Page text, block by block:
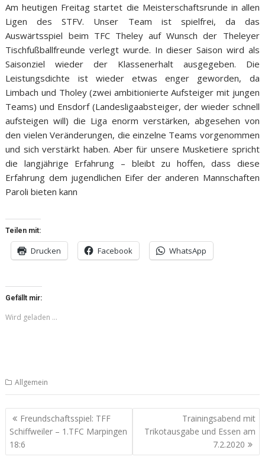
Am heutigen Freitag startet die Meisterschaftsrunde in allen
Ligen des STFV. Unser Team ist spielfrei, da das
Auswärtsspiel beim TFC Theley auf Wunsch der Theleyer
Tischfußballfreunde verlegt wurde. In dieser Saison wird als
Saisonziel wieder der Klassenerhalt ausgegeben. Die
Leistungsdichte ist wieder etwas enger geworden, da
Limbach und Tholey (zwei ambitionierte Aufsteiger mit jungen
Teams) und Ensdorf (Landesligaabsteiger, der wieder schnell
aufsteigen will) die Liga enorm verstärken, abgesehen von
den vielen Veränderungen, die einzelne Teams vorgenommen
und sich verstärkt haben. Aber für unsere Musketiere spricht
die langjährige Erfahrung – bleibt zu hoffen, dass diese
Erfahrung dem jugendlichen Eifer der anderen Mannschaften
Paroli bieten kann
Teilen mit:
Drucken Facebook WhatsApp
Gefällt mir:
Wird geladen …
Allgemein
Beitragsnavigation
Freundschaftsspiel: TFF
Schiffweiler – 1.TFC Marpingen
18:6
Trainingsabend mit
Trikotausgabe und Essen am
7.2.2020